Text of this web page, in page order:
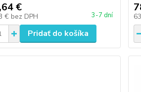
€
€ bez DPH 3-7 dní
Pridať do košíka